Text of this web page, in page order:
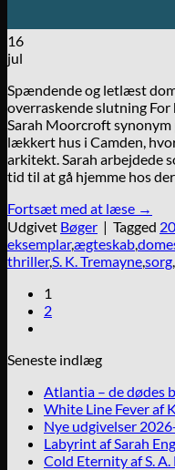
16
jul
Spændende og letlæst
overraskende slutning For
Sarah Moorcroft synonym
lækkert hus i Camden,
arkitekt. Sarah arbejdede
tid til at gå hjemme hos
Fortsæt med at læse →
Udgivet Bøger | Tagged
eksemplar,ægteskab,
thriller,S. K. Tremayne,sorg,
1
2
Seneste indlæg
Atlantia – de dødes
White Line Fever af
Nye udgivelser
Labyrint af Sarah
Cold Eternity af S. A.